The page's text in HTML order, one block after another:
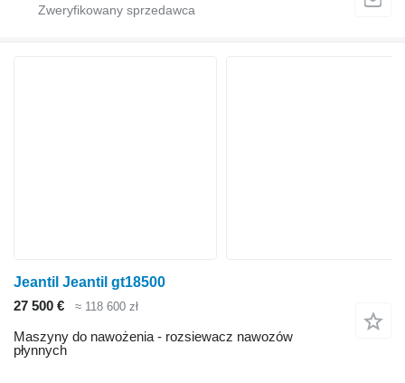
Jeantil Jeantil gt18500
27 500 €
≈ 118 600 zł
Maszyny do nawożenia - rozsiewacz nawozów
płynnych